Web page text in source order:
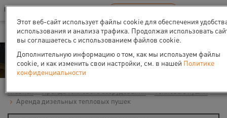
Ваш город:Нижний Новгород
В Вашем регионе нет наших офисов RU EN
Аренда
Главная Аренда теплового оборудования
Тепловые пушки
Аренда дизельных тепловых пушек
Этот веб-сайт использует файлы cookie для обеспечения
использования и анализа трафика. Продолжая использовать
вы соглашаетесь с использованием файлов cookie.
Дополнительную информацию о том, как мы используем файлы
cookie, и как изменить свои настройки, см. в нашей Политике
конфиденциальности